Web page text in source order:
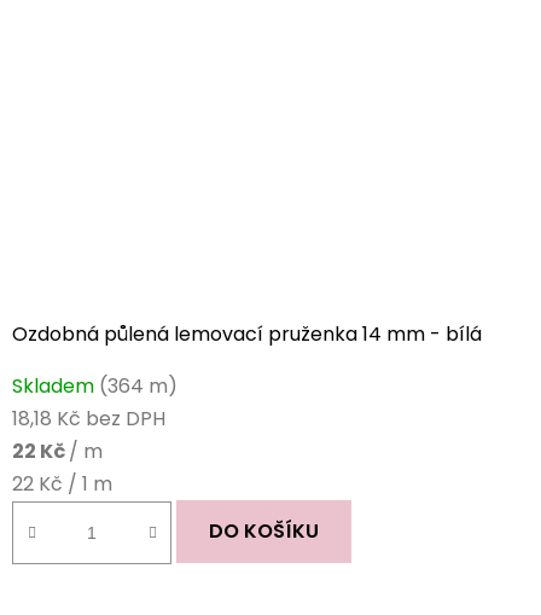
Ozdobná půlená lemovací pruženka 14 mm - bílá
hodnocení
produktu
je
5,0
5
Skladem (364 m)
18,18 Kč bez DPH
22 Kč/ m
Měrná
22 Kč / 1 m
DO KOŠÍKU